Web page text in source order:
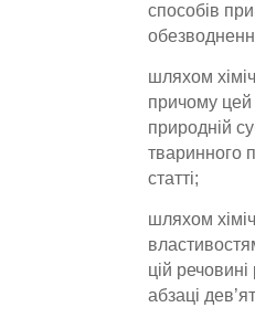
способів
шляхом
причому цей
природній
тваринного
статті;
шляхом
цій
абзаці